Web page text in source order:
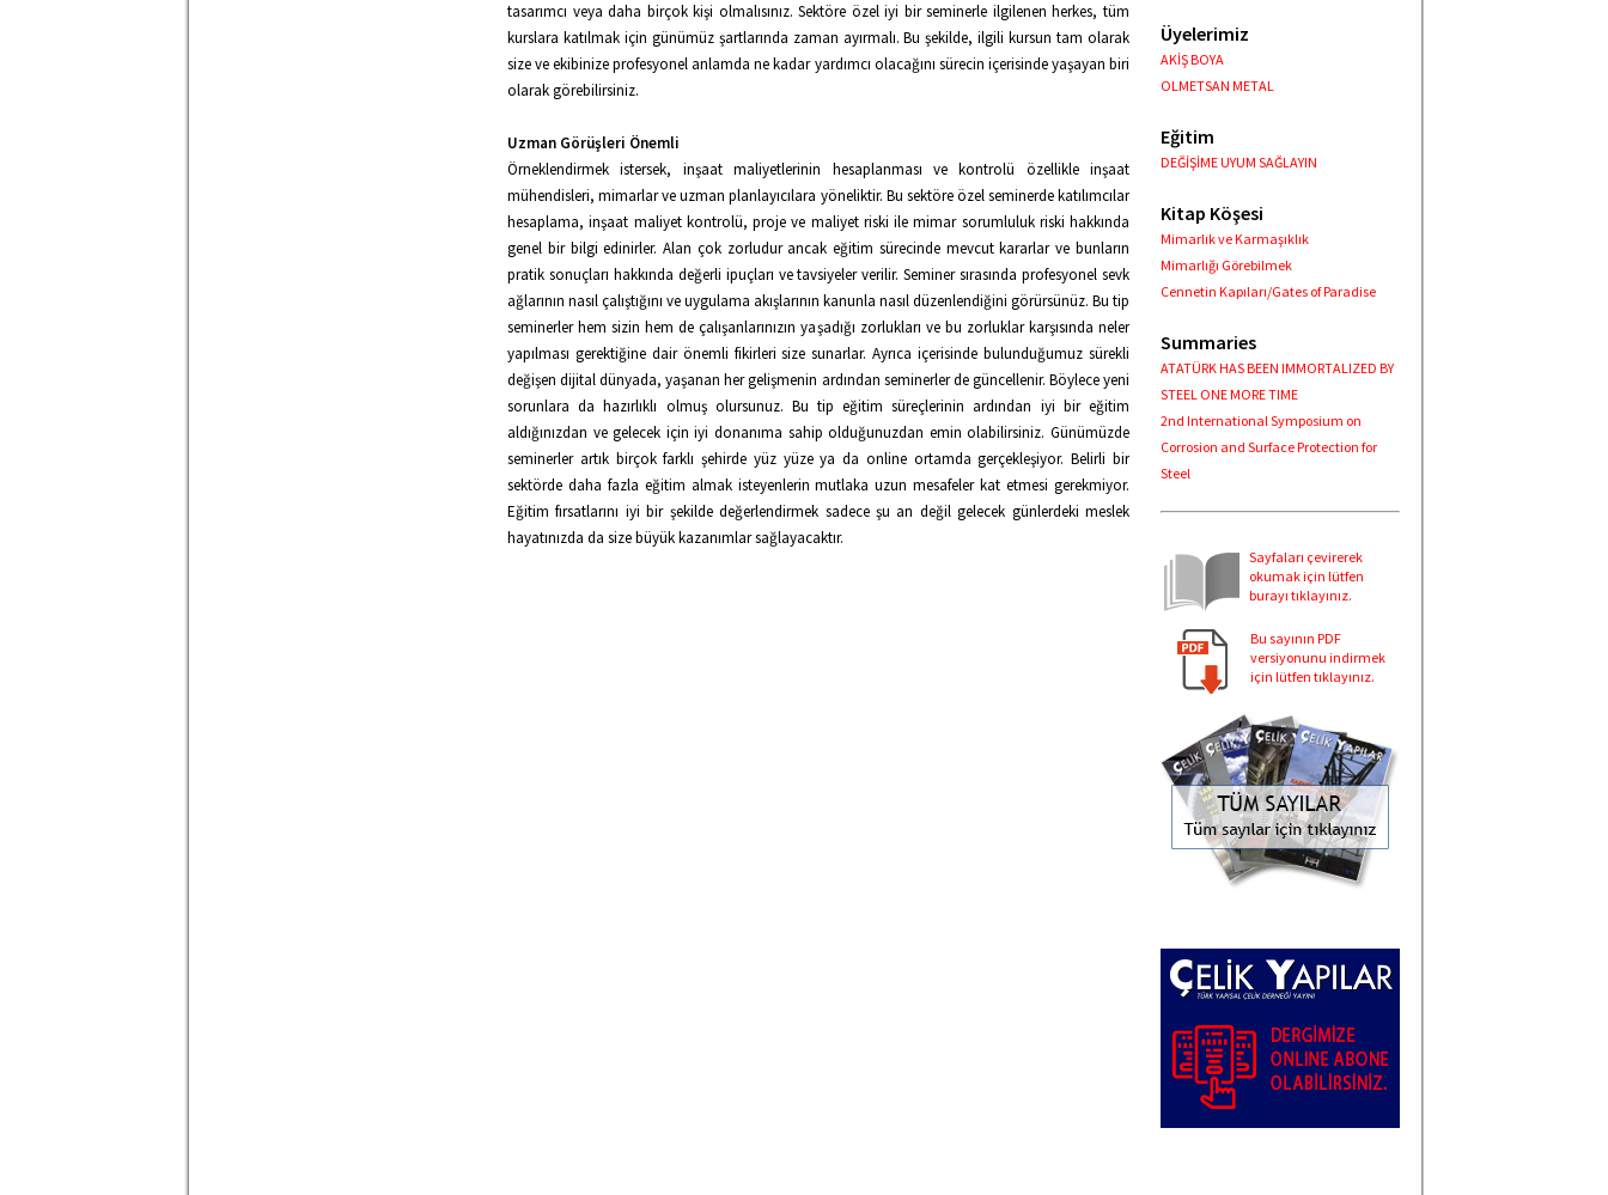
tasarımcı veya daha birçok kişi olmalısınız. Sektöre özel iyi bir seminerle ilgilenen herkes, tüm
kurslara katılmak için günümüz şartlarında zaman ayırmalı. Bu şekilde, ilgili kursun tam olarak
size ve ekibinize profesyonel anlamda ne kadar yardımcı olacağını sürecin içerisinde yaşayan biri
olarak görebilirsiniz.
Uzman Görüşleri Önemli
Örneklendirmek istersek, inşaat maliyetlerinin hesaplanması ve kontrolü özellikle inşaat
mühendisleri, mimarlar ve uzman planlayıcılara yöneliktir. Bu sektöre özel seminerde katılımcılar
hesaplama, inşaat maliyet kontrolü, proje ve maliyet riski ile mimar sorumluluk riski hakkında
genel bir bilgi edinirler. Alan çok zorludur ancak eğitim sürecinde mevcut kararlar ve bunların
pratik sonuçları hakkında değerli ipuçları ve tavsiyeler verilir. Seminer sırasında profesyonel sevk
ağlarının nasıl çalıştığını ve uygulama akışlarının kanunla nasıl düzenlendiğini görürsünüz. Bu tip
seminerler hem sizin hem de çalışanlarınızın yaşadığı zorlukları ve bu zorluklar karşısında neler
yapılması gerektiğine dair önemli fikirleri size sunarlar. Ayrıca içerisinde bulunduğumuz sürekli
değişen dijital dünyada, yaşanan her gelişmenin ardından seminerler de güncellenir. Böylece yeni
sorunlara da hazırlıklı olmuş olursunuz. Bu tip eğitim süreçlerinin ardından iyi bir eğitim
aldığınızdan ve gelecek için iyi donanıma sahip olduğunuzdan emin olabilirsiniz. Günümüzde
seminerler artık birçok farklı şehirde yüz yüze ya da online ortamda gerçekleşiyor. Belirli bir
sektörde daha fazla eğitim almak isteyenlerin mutlaka uzun mesafeler kat etmesi gerekmiyor.
Eğitim fırsatlarını iyi bir şekilde değerlendirmek sadece şu an değil gelecek günlerdeki meslek
hayatınızda da size büyük kazanımlar sağlayacaktır.
Üyelerimiz
AKİŞ BOYA
OLMETSAN METAL
Eğitim
DEĞİŞİME UYUM SAĞLAYIN
Kitap Köşesi
Mimarlık ve Karmaşıklık
Mimarlığı Görebilmek
Cennetin Kapıları/Gates of Paradise
Summaries
ATATÜRK HAS BEEN IMMORTALIZED BY
STEEL ONE MORE TIME
2nd International Symposium on
Corrosion and Surface Protection for
Steel
Sayfaları çevirerek
okumak için lütfen
burayı tıklayınız.
Bu sayının PDF
versiyonunu indirmek
için lütfen tıklayınız.